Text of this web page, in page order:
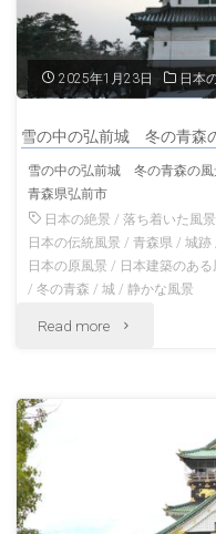
2025年1月23日 日本
雪の中の弘前城 冬の青森
雪の中の弘前城 冬の青森の
青森県弘前市
日本の絶景 /落ち着いた風景
日本の伝統風景 /青森県 /城跡
日本の原風景 / 日本建築のある
/冬の青森 /城 /静かな風景
Read more "雪